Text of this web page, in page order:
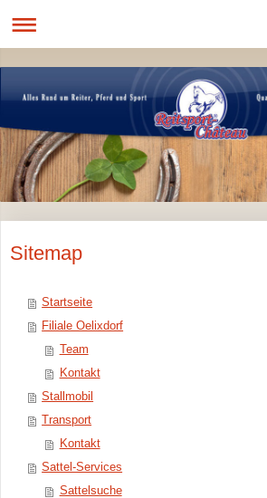
Sitemap
Startseite
Filiale Oelixdorf
Team
Kontakt
Stallmobil
Transport
Kontakt
Sattel-Services
Sattelsuche